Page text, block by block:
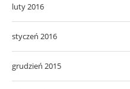
luty 2016
styczeń 2016
grudzień 2015